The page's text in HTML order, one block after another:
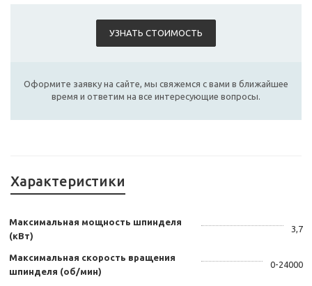
УЗНАТЬ СТОИМОСТЬ
Оформите заявку на сайте, мы свяжемся с вами в ближайшее
время и ответим на все интересующие вопросы.
Характеристики
Максимальная мощность шпинделя
(кВт)
3,7
Максимальная скорость вращения
шпинделя (об/мин)
0-24000